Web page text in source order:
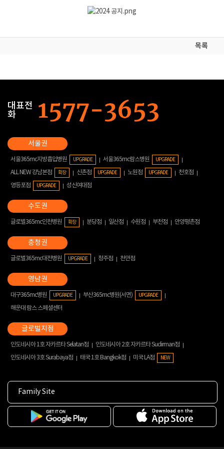
목록
대표전
화
서울365mc지방흡입병원 UPGRADE 서울365mc람스병원 UPGRADE
ALL NEW 강남본점 확장 신촌점 UPGRADE 노원점 UPGRADE
천호점
영등포점
UPGRADE 성신여대점
글로벌365mc인천병원 확장 분당점 일산점 수원점 부천점 안양평촌점
글로벌365mc대전병원 UPGRADE 청주점 천안점
대구365mc병원 UPGRADE 부산365mc병원(서면) UPGRADE
해운대 람스 스페셜센터
인도네시아 1호 자카르타 Selatan점
인도네시아 2호 자카르타 Sudirman점
인도네시아 3호 Surabaya점
태국 1호 Bangkok점 미국 LA점 NEW
Family Site